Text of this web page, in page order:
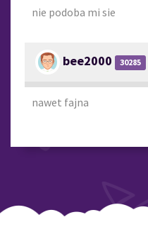
nie podoba mi sie
bee2000 30285
nawet fajna